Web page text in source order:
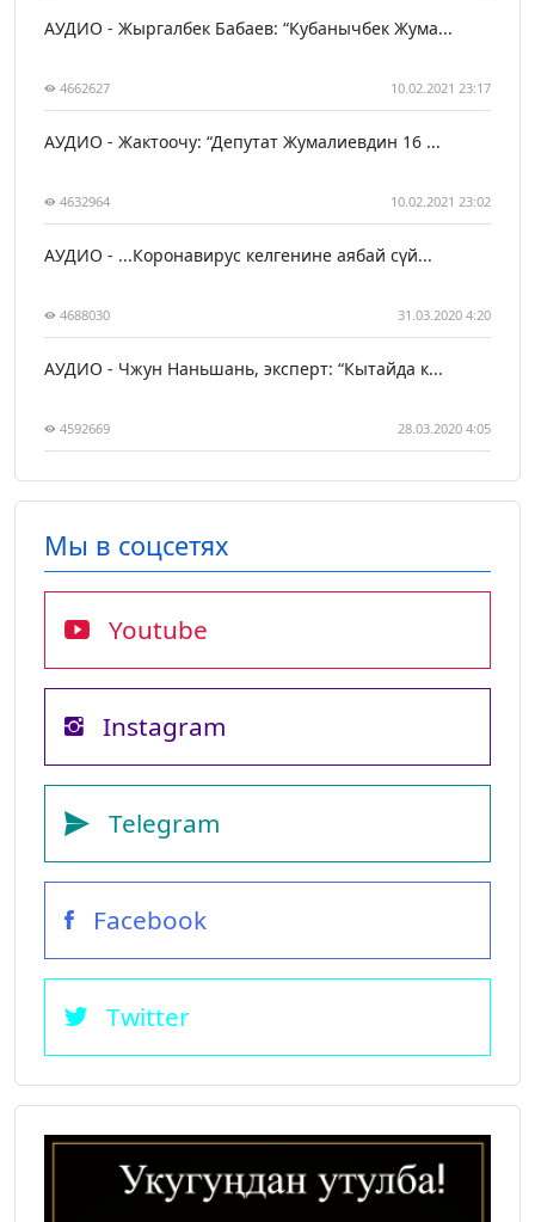
АУДИО - Жыргалбек Бабаев: “Кубанычбек Жума...
4662627 10.02.2021 23:17
АУДИО - Жактоочу: “Депутат Жумалиевдин 16 ...
4632964 10.02.2021 23:02
АУДИО - ...Коронавирус келгенине аябай сүй...
4688030 31.03.2020 4:20
АУДИО - Чжун Наньшань, эксперт: “Кытайда к...
4592669 28.03.2020 4:05
Мы в соцсетях
Youtube
Instagram
Telegram
Facebook
Twitter